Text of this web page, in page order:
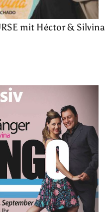
mit Héctor & Silvina